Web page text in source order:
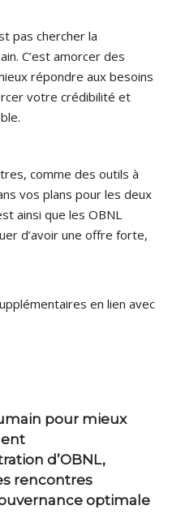
pas chercher la
C’est amorcer des
répondre aux besoins
votre crédibilité et
comme des outils à
vos plans pour les deux
ainsi que les OBNL
d’avoir une offre forte,
en lien avec
pour mieux
d’OBNL,
rencontres
optimale